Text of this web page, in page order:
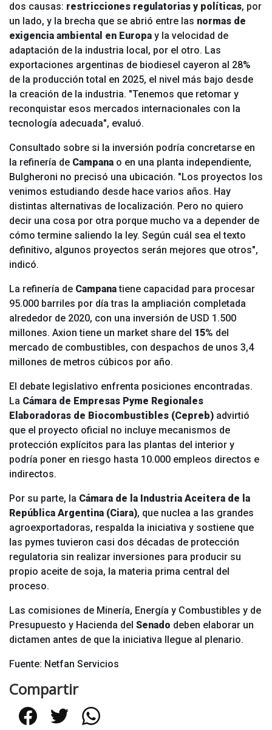
dos causas: restricciones regulatorias y políticas, por
un lado, y la brecha que se abrió entre las normas de
exigencia ambiental en Europa y la velocidad de
adaptación de la industria local, por el otro. Las
exportaciones argentinas de biodiesel cayeron al 28%
de la producción total en 2025, el nivel más bajo desde
la creación de la industria. "Tenemos que retomar y
reconquistar esos mercados internacionales con la
tecnología adecuada", evaluó.
Consultado sobre si la inversión podría concretarse en
la refinería de Campana o en una planta independiente,
Bulgheroni no precisó una ubicación. "Los proyectos los
venimos estudiando desde hace varios años. Hay
distintas alternativas de localización. Pero no quiero
decir una cosa por otra porque mucho va a depender de
cómo termine saliendo la ley. Según cuál sea el texto
definitivo, algunos proyectos serán mejores que otros",
indicó.
La refinería de Campanatiene capacidad para procesar
95.000 barriles por día tras la ampliación completada
alrededor de 2020, con una inversión de USD 1.500
millones. Axion tiene un market share del 15% del
mercado de combustibles, con despachos de unos 3,4
millones de metros cúbicos por año.
El debate legislativo enfrenta posiciones encontradas.
La Cámara de Empresas Pyme Regionales
Elaboradoras de Biocombustibles (Cepreb) advirtió
que el proyecto oficial no incluye mecanismos de
protección explícitos para las plantas del interior y
podría poner en riesgo hasta 10.000 empleos directos e
indirectos.
Por su parte, la Cámara de la Industria Aceitera de la
República Argentina (Ciara), que nuclea a las grandes
agroexportadoras, respalda la iniciativa y sostiene que
las pymes tuvieron casi dos décadas de protección
regulatoria sin realizar inversiones para producir su
propio aceite de soja, la materia prima central del
proceso.
Las comisiones de Minería, Energía y Combustibles y de
Presupuesto y Hacienda del Senado deben elaborar un
dictamen antes de que la iniciativa llegue al plenario.
Fuente: Netfan Servicios
Compartir
FacebookTwitterWhatsApp